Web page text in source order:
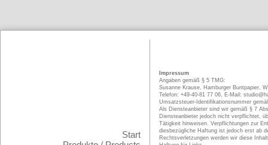
Start
Impressum
Angaben gemäß § 5 TMG:
Susanne Krause, Hamburger Buntpapier,
Telefon: +49-40-81 77 06, E-Mail:
Umsatzsteuer-Identifikationsnummer
Als Diensteanbieter sind wir gemäß § 7
Diensteanbieter jedoch nicht verpflichtet,
Tätigkeit hinweisen. Verpflichtungen zur
diesbezügliche Haftung ist jedoch erst ab
Rechtsverletzungen werden wir diese